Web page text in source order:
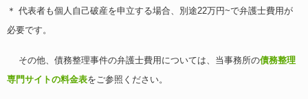
＊ 代表者も個人自己破産を申立する場合、別途22万円~で弁護士費用が
必要です。
その他、債務整理事件の弁護士費用については、当事務所の債務整理
専門サイトの料金表をご参照ください。